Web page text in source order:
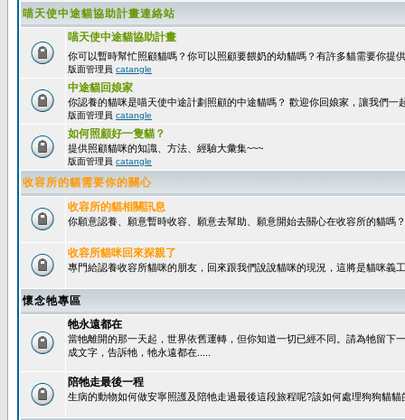
喵天使中途貓協助計畫連絡站
喵天使中途貓協助計畫
你可以暫時幫忙照顧貓嗎？你可以照顧要餵奶的幼貓嗎？有許多貓需要你提
版面管理員 catangle
中途貓回娘家
你認養的貓咪是喵天使中途計劃照顧的中途貓嗎？ 歡迎你回娘家，讓我們一
版面管理員 catangle
如何照顧好一隻貓？
提供照顧貓咪的知識、方法、經驗大彙集~~~
版面管理員 catangle
收容所的貓需要你的關心
收容所的貓相關訊息
你願意認養、願意暫時收容、願意去幫助、願意開始去關心在收容所的貓嗎？
收容所貓咪回來探親了
專門給認養收容所貓咪的朋友，回來跟我們說說貓咪的現況，這將是貓咪義
懷念牠專區
牠永遠都在
當牠離開的那一天起，世界依舊運轉，但你知道一切已經不同。請為牠留下
成文字，告訴牠，牠永遠都在.....
陪牠走最後一程
生病的動物如何做安寧照護及陪牠走過最後這段旅程呢?該如何處理狗狗貓貓